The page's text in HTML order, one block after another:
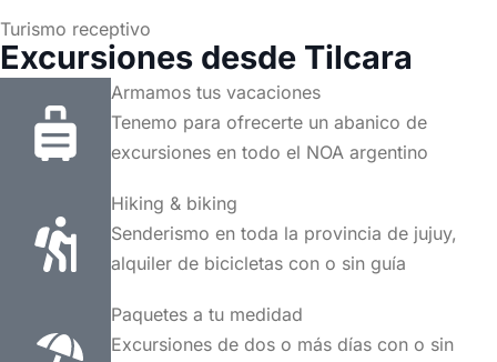
Turismo receptivo
Excursiones desde Tilcara
Armamos tus vacaciones
Tenemo para ofrecerte un abanico de
excursiones en todo el NOA argentino
Hiking & biking
Senderismo en toda la provincia de jujuy,
alquiler de bicicletas con o sin guía
Paquetes a tu medidad
Excursiones de dos o más días con o sin